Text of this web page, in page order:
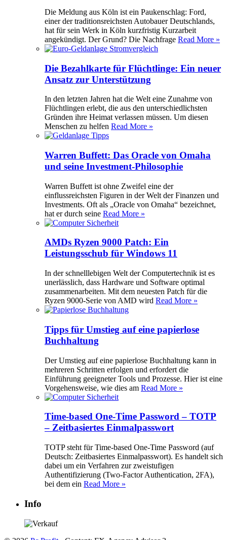
Die Meldung aus Köln ist ein Paukenschlag: Ford,
einer der traditionsreichsten Autobauer Deutschlands,
hat für sein Werk in Köln kurzfristig Kurzarbeit
angekündigt. Der Grund? Die Nachfrage Read More »
Die Bezahlkarte für Flüchtlinge: Ein neuer
Ansatz zur Unterstützung
In den letzten Jahren hat die Welt eine Zunahme von
Flüchtlingen erlebt, die aus den unterschiedlichsten
Gründen ihre Heimat verlassen müssen. Um diesen
Menschen zu helfen Read More »
Warren Buffett: Das Oracle von Omaha
und seine Investment-Philosophie
Warren Buffett ist ohne Zweifel eine der
einflussreichsten Figuren in der Welt der Finanzen und
Investments. Oft als „Oracle von Omaha“ bezeichnet,
hat er durch seine Read More »
AMDs Ryzen 9000 Patch: Ein
Leistungsschub für Windows 11
In der schnelllebigen Welt der Computertechnik ist es
unerlässlich, dass Hardware und Software optimal
zusammenarbeiten. Mit dem neuesten Patch für die
Ryzen 9000-Serie von AMD wird Read More »
Tipps für Umstieg auf eine papierlose
Buchhaltung
Der Umstieg auf eine papierlose Buchhaltung kann in
mehreren Schritten erfolgen und erfordert die
Einführung geeigneter Tools und Prozesse. Hier ist eine
Vorgehensweise, wie dies am Read More »
Time-based One-Time Password – TOTP
– Zeitbasiertes Einmalpasswort
TOTP steht für Time-based One-Time Password (auf
Deutsch: Zeitbasiertes Einmalpasswort). Es handelt sich
dabei um ein Verfahren zur zweistufigen
Authentifizierung (Two-Factor Authentication, 2FA),
bei dem ein Read More »
Info